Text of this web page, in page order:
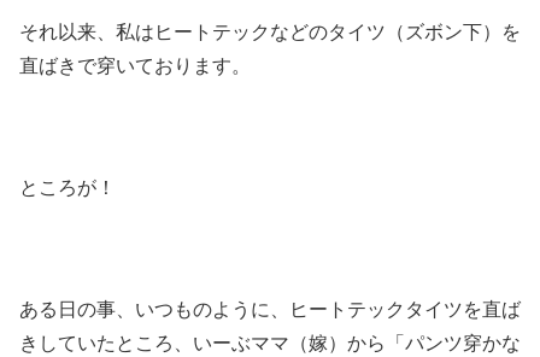
それ以来、私はヒートテックなどのタイツ（ズボン下）を
直ばきで穿いております。
ところが！
ある日の事、いつものように、ヒートテックタイツを直ば
きしていたところ、いーぶママ（嫁）から「パンツ穿かな